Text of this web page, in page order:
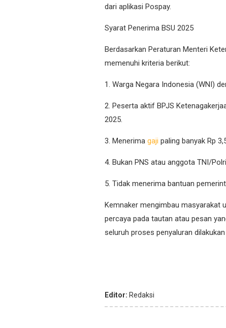
dari aplikasi Pospay.
Syarat Penerima BSU 2025
Berdasarkan Peraturan Menteri
memenuhi kriteria berikut:
1. Warga Negara Indonesia (WNI)
2. Peserta aktif BPJS
2025.
3. Menerima gaji paling banyak Rp
4. Bukan PNS atau anggota TNI/
5. Tidak menerima bantuan
Kemnaker mengimbau masyarakat
percaya pada tautan atau pesan
seluruh proses penyaluran
Editor: Redaksi